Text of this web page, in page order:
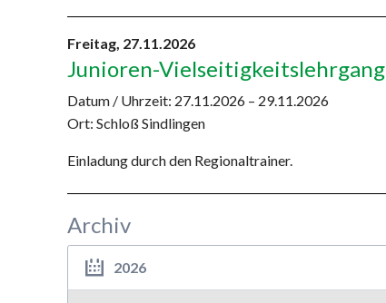
Freitag, 27.11.2026
Junioren-Vielseitigkeitslehrgang
Datum / Uhrzeit: 27.11.2026 – 29.11.2026
Ort: Schloß Sindlingen
Einladung durch den Regionaltrainer.
Archiv
2026